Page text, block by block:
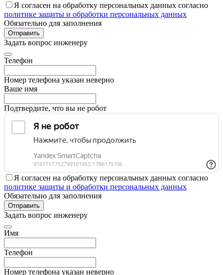
Я согласен на обработку персональных данных согласно
политике защиты и обработки персональных данных
Обязательно для заполнения
Отправить
Задать вопрос инженеру
Телефон
Номер телефона указан неверно
Ваше имя
Подтвердите, что вы не робот
Я согласен на обработку персональных данных согласно
политике защиты и обработки персональных данных
Обязательно для заполнения
Отправить
Задать вопрос инженеру
Имя
Телефон
Номер телефона указан неверно